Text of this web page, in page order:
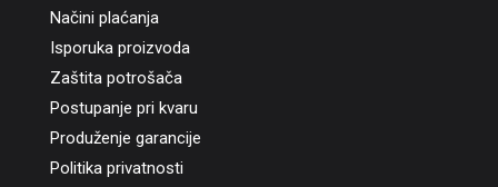
Načini plaćanja
Isporuka proizvoda
Zaštita potrošača
Postupanje pri kvaru
Produženje garancije
Politika privatnosti